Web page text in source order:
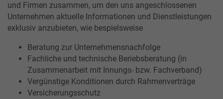
und Firmen zusammen, um den uns angeschlossenen
Unternehmen aktuelle Informationen und Dienstleistungen
exklusiv anzubieten, wie bespielsweise
Beratung zur Unternehmensnachfolge
Fachliche und technische Beriebsberatung (in
Zusammenarbeit mit Innungs- bzw. Fachverband)
Vergünstige Konditionen durch Rahmenverträge
Versicherungsschutz